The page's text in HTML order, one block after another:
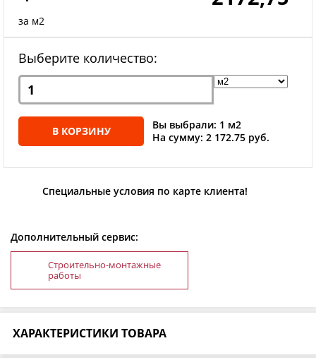
за м2
Выберите количество:
В КОРЗИНУ
Вы выбрали: 1 м2
На сумму: 2 172.75 руб.
Специальные условия по карте клиента!
Дополнительный сервис:
Строительно-монтажные
работы
ХАРАКТЕРИСТИКИ ТОВАРА